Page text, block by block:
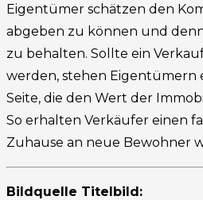
Eigentümer schätzen den
abgeben zu können und
zu behalten. Sollte ein
werden, stehen Eigentümern
Seite, die den Wert der
So erhalten Verkäufer einen
Zuhause an neue Bewohner
Bildquelle Titelbild: